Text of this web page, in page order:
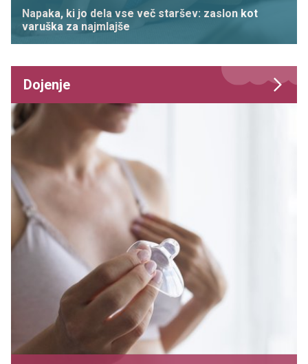
Napaka, ki jo dela vse več staršev: zaslon kot
varuška za najmlajše
Dojenje